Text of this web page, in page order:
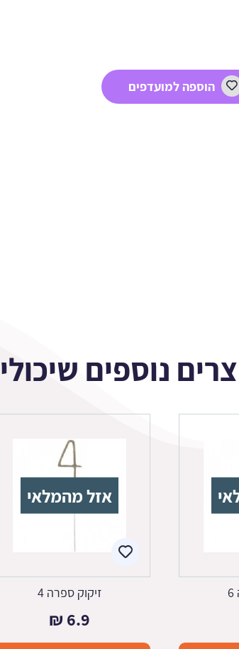
הוספה למועדפים
נוספים
אזל מהמלאי
זיקוק ספרה 4
6.9
₪